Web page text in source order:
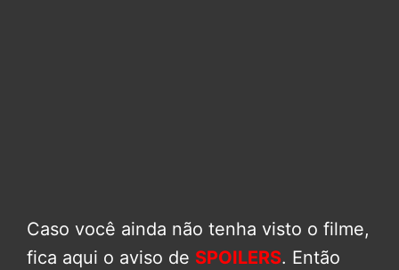
Caso você ainda não tenha visto o filme,
fica aqui o aviso de SPOILERS. Então